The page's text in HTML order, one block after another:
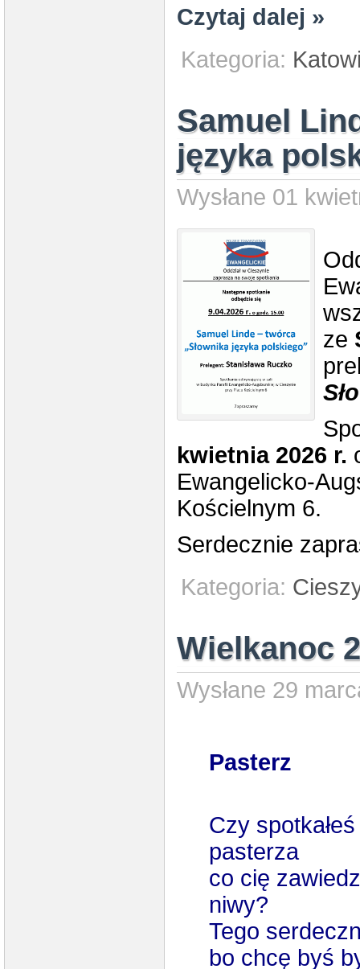
Czytaj dalej »
Kategoria:
Samuel
języka
Wysłane 01
ze
kwietnia 2026 r.
Ewangelicko-
Kościelnym 6.
Serdecznie
Kategoria:
Wielkanoc
Wysłane 29
Pasterz
Czy
pasterza
co cię
niwy?
Tego
bo chcę byś